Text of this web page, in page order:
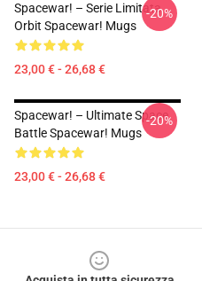
Spacewar! – Serie Limitata
Orbit Spacewar! Mugs
23,00 € - 26,68 €
-20%
Spacewar! – Ultimate Space
Battle Spacewar! Mugs
23,00 € - 26,68 €
-20%